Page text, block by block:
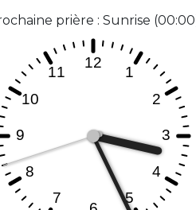
prière : Sunrise